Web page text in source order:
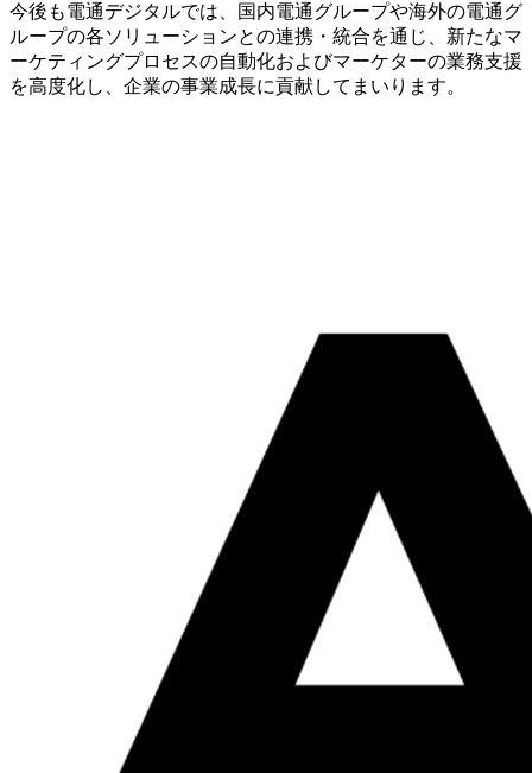
今後も電通デジタルでは、国内電通グループや海外の電通グ
ループの各ソリューションとの連携・統合を通じ、新たなマ
ーケティングプロセスの自動化およびマーケターの業務支援
を高度化し、企業の事業成長に貢献してまいります。